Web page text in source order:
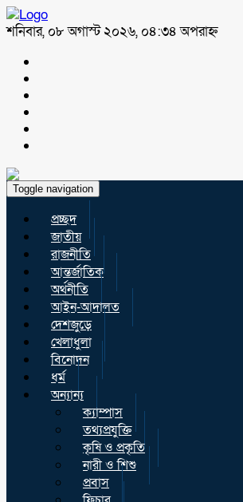
শনিবার, ০৮ অগাস্ট ২০২৬, ০৪:৩৪ অপরাহ্ন
Toggle navigation
প্রচ্ছদ
জাতীয়
রাজনীতি
আন্তর্জাতিক
অর্থনীতি
আইন-আদালত
দেশজুড়ে
খেলাধুলা
বিনোদন
ধর্ম
অন্যান্য
ক্যাম্পাস
তথ্যপ্রযুক্তি
কৃষি ও প্রকৃতি
নারী ও শিশু
প্রবাস